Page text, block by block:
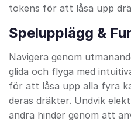
tokens för att låsa upp
Spelupplägg &
Navigera genom
glida och flyga med
för att låsa upp alla fyra
deras dräkter. Undvik
andra hinder genom att